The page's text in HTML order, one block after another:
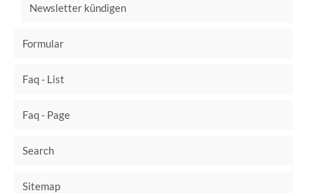
Newsletter kündigen
Formular
Faq - List
Faq - Page
Search
Sitemap